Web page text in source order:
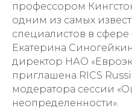
профессором
одним из самых
специалистов в сфере
Екатерина
директор НАО
приглашена RICS
модератора сессии
неопределенности».